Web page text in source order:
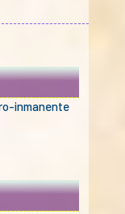
inmanente